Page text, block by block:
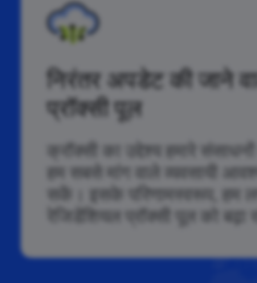
निरंतर अपडेट की जाने
प्रॉक्सी पूल
क्रॉक्सी का उद्देश्य हमारे
हम सबसे मांग वाले व्यवसायी
सकें। इसके परिणामस्वरूप, हम
रेजिडेंशियल प्रॉक्सी पूल को बढ़ा